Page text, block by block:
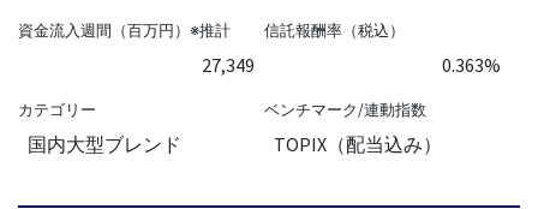
資金流入週間（百万円）※推計
27,349
信託報酬率（税込）
0.363%
カテゴリー
国内大型ブレンド
ベンチマーク/連動指数
TOPIX（配当込み）